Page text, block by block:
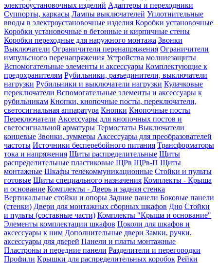
электроустановочных изделий Адаптеры и переходники
Суппорты, каркасы Лампы выключателей Уплотнительные
вводы в электроустановочные изделия Коробки установочные
Коробки установочные в бетонные и кирпичные стены
Коробки переходные для наружного монтажа Звонки
Выключатели Ограничители перенапряжения Ограничители
импульсного перенапряжения Устройства молниезащиты
Вспомогательные элементы и аксессуары Комплектующие к
предохранителям Рубильники, разъединители, выключатели
нагрузки Рубильники и выключатели нагрузки Кулачковые
переключатели Вспомогательные элементы и аксессуары к
рубильникам Кнопки, кнопочные посты, переключатели,
светосигнальная аппаратура Кнопки Кнопочные посты
Переключатели Аксессуары для кнопочных постов и
светосигнальной арматуры Термостаты Выключатели
концевые Звонки, зуммеры Аксессуары для преобразователей
частоты Источники бесперебойного питания Трансформаторы
тока и напряжения Щиты распределительные Щиты
распределительные пластиковые ЩРв ЩРв-П Щиты
монтажные Шкафы телекоммуникационные Стойки и пульты
готовые Щиты специального назначения Комплекты - Крыша
и основание Комплекты - Дверь и задняя стенка
Вертикальные стойки и опоры Задние панели Боковые панели
(стенки) Двери для монтажных сборных шкафов Дно Стойки
и пульты (составные части) Комплекты "Крыша и основание"
Элементы комплектации шкафов Цоколи для шкафов и
аксессуары к ним Дополнительные двери Замки, ручки,
аксессуары для дверей Панели и платы монтажные
Пластроны и передние панели Разделители и перегородки
Профили Крышки для распределительных коробок Рейки